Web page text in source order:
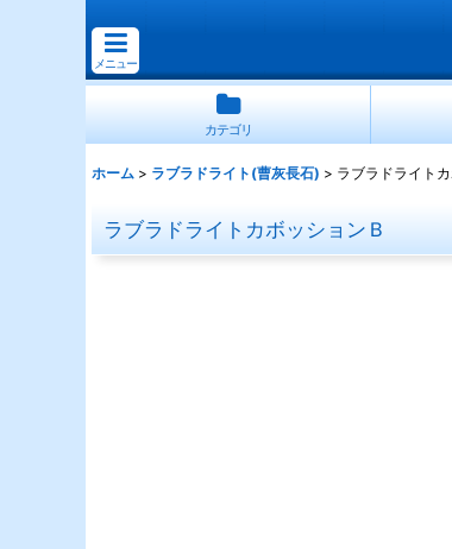
メニュー
カテゴリ
ホーム > ラブラドライト(曹灰長石) > ラブラドライト
ラブラドライトカボッションＢ